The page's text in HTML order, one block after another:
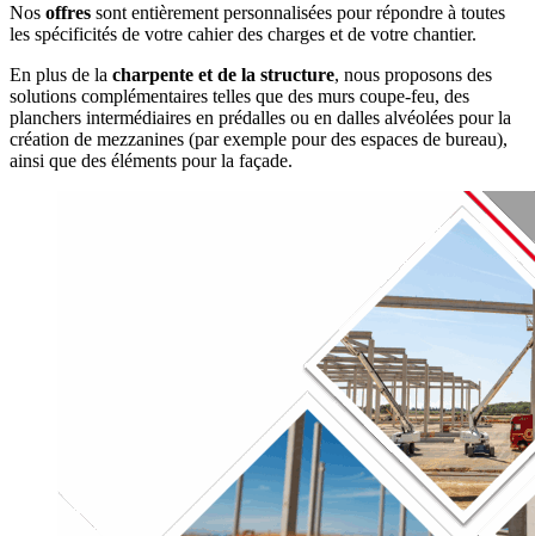
Nos offres sont entièrement personnalisées pour répondre à toutes
les spécificités de votre cahier des charges et de votre chantier.
En plus de la charpente et de la structure, nous proposons des
solutions complémentaires telles que des murs coupe-feu, des
planchers intermédiaires en prédalles ou en dalles alvéolées pour la
création de mezzanines (par exemple pour des espaces de bureau),
ainsi que des éléments pour la façade.